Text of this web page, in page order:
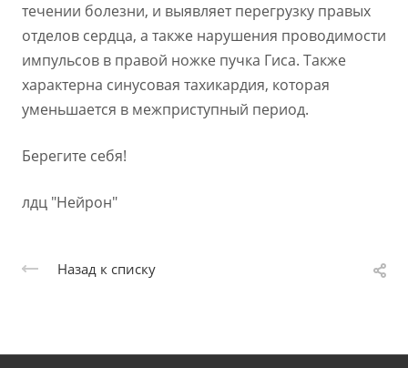
течении болезни, и выявляет перегрузку правых
отделов сердца, а также нарушения проводимости
импульсов в правой ножке пучка Гиса. Также
характерна синусовая тахикардия, которая
уменьшается в межприступный период.
Берегите себя!
лдц "Нейрон"
Назад к списку